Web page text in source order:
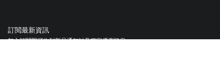
訂閲最新資訊
加入訂閱即可收到新品通知以及獨家優惠訊息。